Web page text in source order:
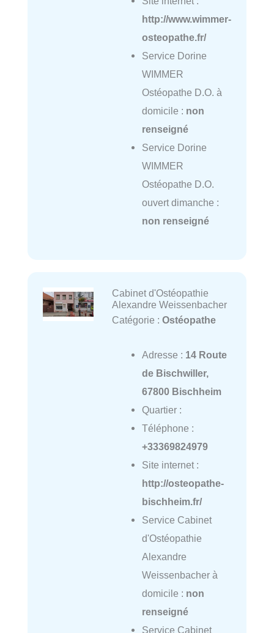
http://www.wimmer-
osteopathe.fr/
Service Dorine
WIMMER
Ostéopathe D.O. à
domicile : non
renseigné
Service Dorine
WIMMER
Ostéopathe D.O.
ouvert dimanche :
non renseigné
Cabinet d'Ostéopathie
Alexandre Weissenbacher
Catégorie : Ostéopathe
Adresse : 14 Route
de Bischwiller,
67800 Bischheim
Quartier :
Téléphone :
+33369824979
Site internet :
http://osteopathe-
bischheim.fr/
Service Cabinet
d'Ostéopathie
Alexandre
Weissenbacher à
domicile : non
renseigné
Service Cabinet